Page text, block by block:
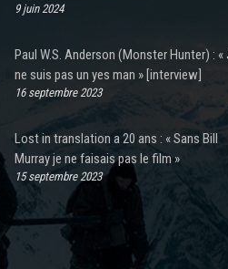
9 juin 2024
Paul W.S. Anderson (Monster Hunter) : «
ne suis pas un yes man » [interview]
16 septembre 2023
Lost in translation a 20 ans : « Sans Bill
Murray je ne faisais pas le film »
15 septembre 2023